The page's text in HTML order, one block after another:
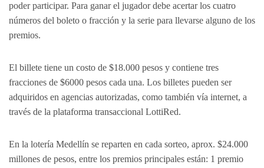
poder participar. Para ganar el jugador debe acertar los cuatro
números del boleto o fracción y la serie para llevarse alguno de los
premios.
El billete tiene un costo de $18.000 pesos y contiene tres
fracciones de $6000 pesos cada una. Los billetes pueden ser
adquiridos en agencias autorizadas, como también vía internet, a
través de la plataforma transaccional LottiRed.
En la lotería Medellín se reparten en cada sorteo, aprox. $24.000
millones de pesos, entre los premios principales están: 1 premio